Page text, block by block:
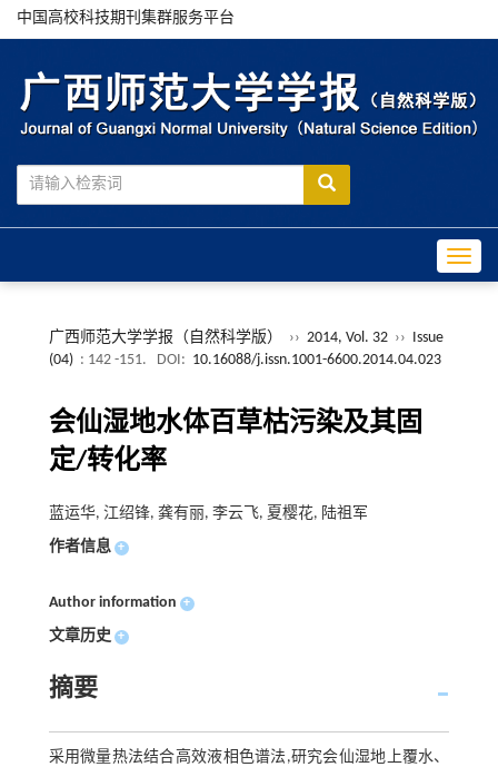
中国高校科技期刊集群服务平台
广西师范大学学报（自然科学版） ›› 2014, Vol. 32 ››
Issue
(04) : 142 -151. DOI: 10.16088/j.issn.1001-6600.2014.04.023
会仙湿地水体百草枯污染及其固
定/转化率
蓝运华, 江绍锋, 龚有丽, 李云飞, 夏樱花, 陆祖军
作者信息 +
Author information +
文章历史 +
摘要
采用微量热法结合高效液相色谱法,研究会仙湿地上覆水、